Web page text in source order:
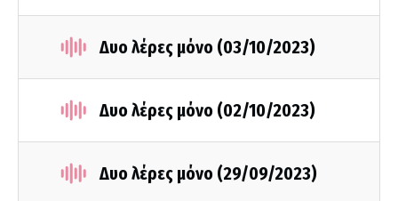
Δυο λέρες μόνο (03/10/2023)
Δυο λέρες μόνο (02/10/2023)
Δυο λέρες μόνο (29/09/2023)